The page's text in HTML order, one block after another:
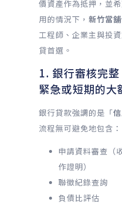
價資產作為抵押，並
用的情況下， 新竹當
工程師、企業主與投
貸首選。
1. 銀行審核完
緊急或短期的大
銀行貸款強調的是「
流程無可避免地包含：
申請資料審查（
作證明）
聯徵紀錄查詢
負債比評估